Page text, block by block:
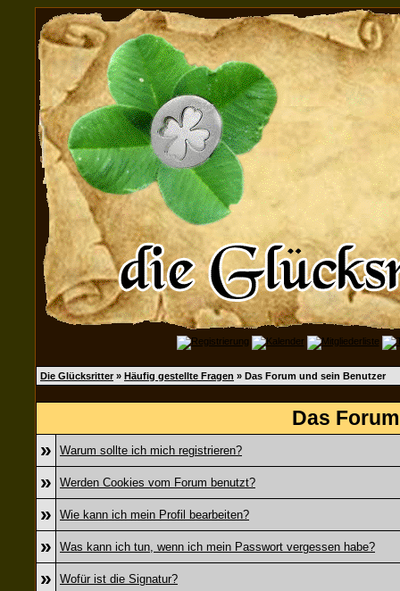
Die Glücksritter » Häufig gestellte Fragen » Das Forum und sein Benutzer
Das
»
Warum sollte ich mich registrieren?
» Werden Cookies vom Forum benutzt?
» Wie kann ich mein Profil bearbeiten?
» Was kann ich tun, wenn ich mein Passwort vergessen habe?
» Wofür ist die Signatur?